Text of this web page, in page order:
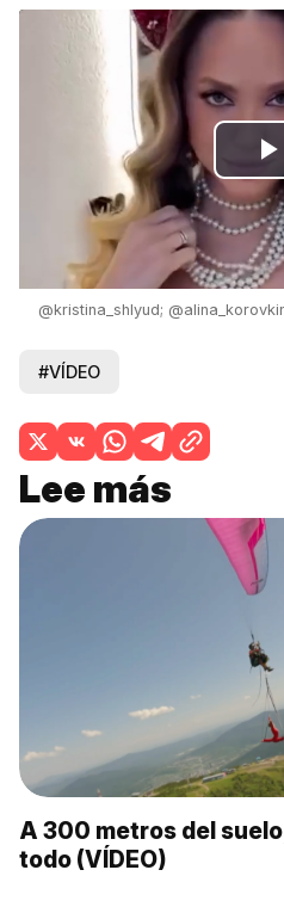
@kristina_shlyud;
#VÍDEO
Lee más
A 300 metros del
todo (VÍDEO)